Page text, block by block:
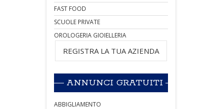
FAST FOOD
SCUOLE PRIVATE
OROLOGERIA GIOIELLERIA
REGISTRA LA TUA AZIENDA
ANNUNCI GRATUITI
ABBIGLIAMENTO